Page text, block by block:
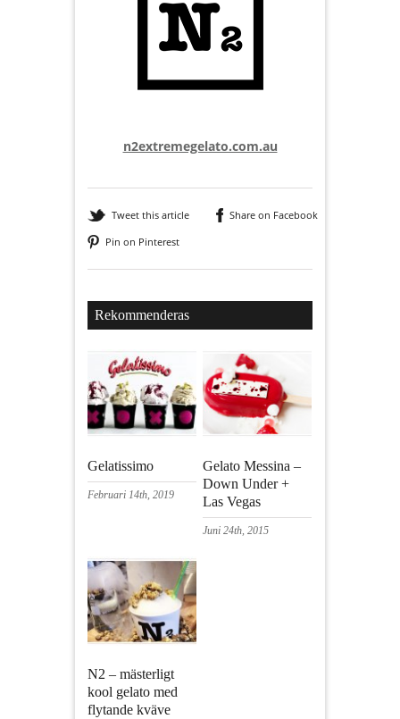
n2extremegelato.com.au
Tweet this article
Share on Facebook
Pin on Pinterest
Rekommenderas
Gelatissimo
Februari 14th, 2019
Gelato Messina –
Down Under +
Las Vegas
Juni 24th, 2015
N2 – mästerligt
kool gelato med
flytande kväve